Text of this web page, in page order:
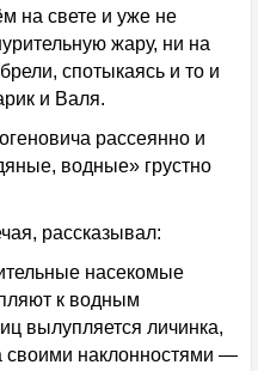
на свете и уже не
жару, ни на
спотыкаясь и то и
и Валя.
рассеянно и
водные» грустно
рассказывал:
насекомые
к водным
вылупляется личинка,
своими наклонностями —